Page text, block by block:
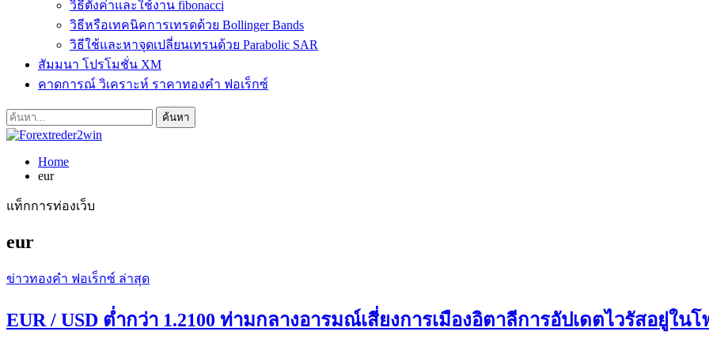
วิธีตั้งค่าและใช้งาน fibonacci
วิธีหรือเทคนิคการเทรดด้วย Bollinger Bands
วิธีใช้และหาจุดเปลี่ยนเทรนด้วย Parabolic SAR
สัมมนา โปรโมชั่น XM
คาดการณ์ วิเคราะห์ ราคาทองคำ ฟอเร็กซ์
Home
eur
แท็กการท่องเว็บ
eur
ข่าวทองคำ ฟอเร็กซ์ ล่าสุด
EUR / USD ต่ำกว่า 1.2100 ท่ามกลางอารมณ์เสี่ยงการเมืองอิตาลีการอัปเดตไวรัสอยู่ใน